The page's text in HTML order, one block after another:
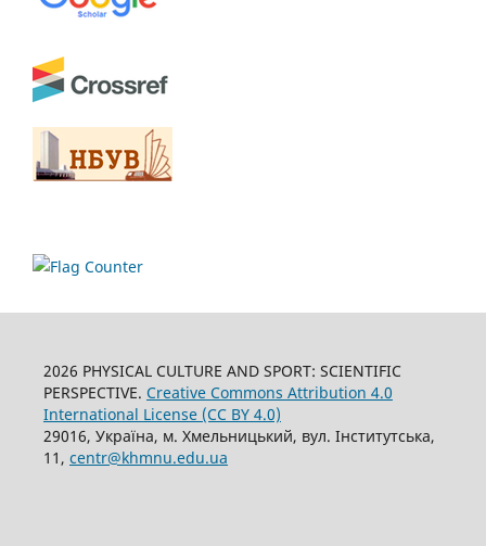
2026 PHYSICAL CULTURE AND SPORT: SCIENTIFIC
PERSPECTIVE. Creative Commons Attribution 4.0
International License (CC BY 4.0)
29016, Україна, м. Хмельницький, вул. Інститутська,
11, centr@khmnu.edu.ua